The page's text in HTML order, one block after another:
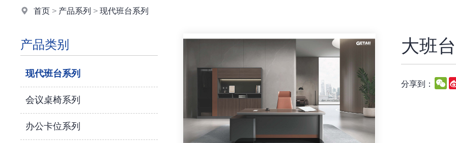
首页 > 产品系列 >现代班台系列
产品类别
现代班台系列
会议桌椅系列
办公卡位系列
大班
分享到：